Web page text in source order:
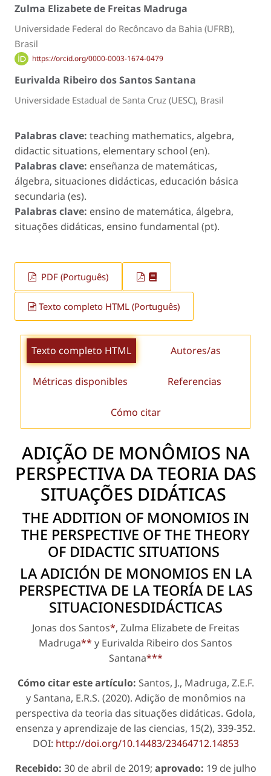
Zulma Elizabete de Freitas Madruga
Universidade Federal do Recôncavo da Bahia (UFRB),
Brasil
https://orcid.org/0000-0003-1674-0479
Eurivalda Ribeiro dos Santos Santana
Universidade Estadual de Santa Cruz (UESC), Brasil
Palabras clave: teaching mathematics, algebra,
didactic situations, elementary school (en).
Palabras clave: enseñanza de matemáticas,
álgebra, situaciones didácticas, educación básica
secundaria (es).
Palabras clave: ensino de matemática, álgebra,
situações didáticas, ensino fundamental (pt).
PDF (Português)
Texto completo HTML (Português)
Texto completo HTML Autores/as
Métricas disponibles Referencias
Cómo citar
ADIÇÃO DE MONÔMIOS NA
PERSPECTIVA DA TEORIA DAS
SITUAÇÕES DIDÁTICAS
THE ADDITION OF MONOMIOS IN
THE PERSPECTIVE OF THE THEORY
OF DIDACTIC SITUATIONS
LA ADICIÓN DE MONOMIOS EN LA
PERSPECTIVA DE LA TEORÍA DE LAS
SITUACIONESDIDÁCTICAS
Jonas dos Santos*, Zulma Elizabete de Freitas
Madruga** y Eurivalda Ribeiro dos Santos
Santana***
Cómo citar este artículo: Santos, J., Madruga, Z.E.F.
y Santana, E.R.S. (2020). Adição de monômios na
perspectiva da teoria das situações didáticas. Gdola,
ensenza y aprendizaje de las ciencias, 15(2), 339-352.
DOI: http://doi.org/10.14483/23464712.14853
Recebido: 30 de abril de 2019; aprovado: 19 de julho